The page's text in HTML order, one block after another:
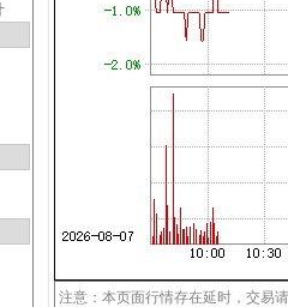
注意：本页面行情存在延时，交易